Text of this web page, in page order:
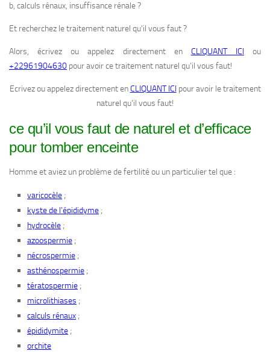
b, calculs rénaux, insuffisance rénale ?
Et recherchez le traitement naturel qu’il vous faut ?
Alors, écrivez ou appelez directement en CLIQUANT ICI ou
+22961904630 pour avoir ce traitement naturel qu’il vous faut!
Ecrivez ou appelez directement enCLIQUANT ICI pour avoir le traitement
naturel qu’il vous faut!
ce qu’il vous faut de naturel et d’efficace
pour tomber enceinte
Homme et aviez un problème de fertilité ou un particulier tel que :
varicocèle ;
kyste de l’épididyme ;
hydrocèle ;
azoospermie ;
nécrospermie ;
asthénospermie ;
tératospermie ;
microlithiases ;
calculs rénaux ;
épididymite ;
orchite